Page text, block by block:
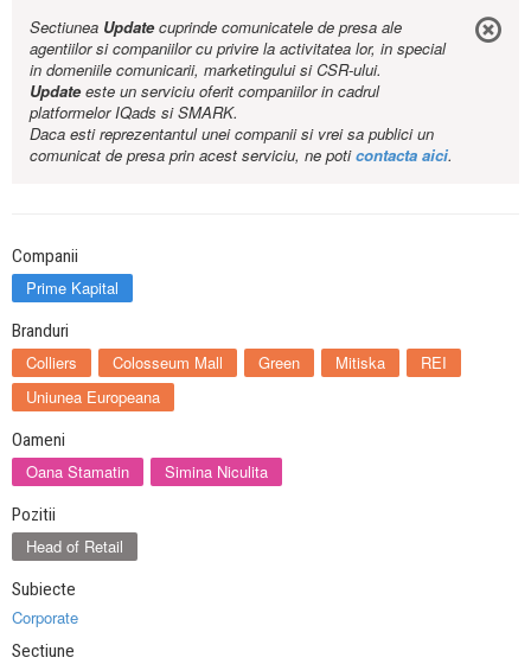
Sectiunea Updatecuprinde comunicatele de presa ale
agentiilor si companiilor cu privire la activitatea lor, in special
in domeniile comunicarii, marketingului si CSR-ului.
Updateeste un serviciu oferit companiilor in cadrul
platformelor IQads si SMARK.
Daca esti reprezentantul unei companii si vrei sa publici un
comunicat de presa prin acest serviciu, ne poticontacta aici.
Companii
Prime Kapital
Branduri
Colliers Colosseum Mall Green Mitiska
REI
Uniunea Europeana
Oameni
Oana Stamatin Simina Niculita
Pozitii
Head of Retail
Subiecte
Corporate
Sectiune